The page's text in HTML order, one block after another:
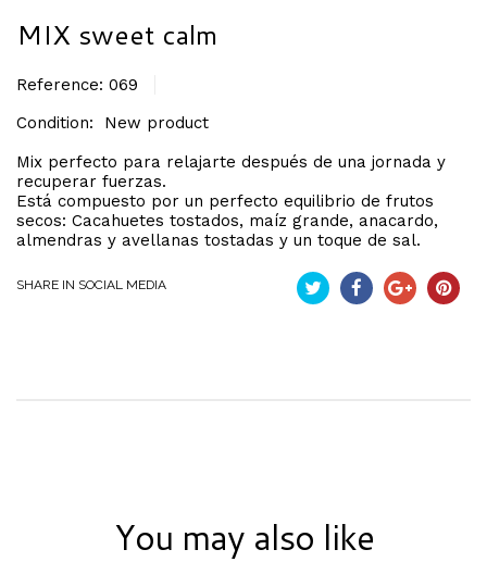
MIX sweet calm
Reference: 069
Condition:
New product
Mix perfecto para relajarte después de una jornada y
recuperar fuerzas.
Está compuesto por un perfecto equilibrio de frutos
secos: Cacahuetes tostados, maíz grande, anacardo,
almendras y avellanas tostadas y un toque de sal.
SHARE IN SOCIAL MEDIA
You may also like